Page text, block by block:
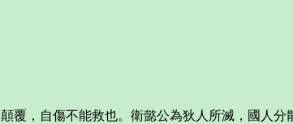
覆，自傷不能救也。衛懿公為狄人所滅，國人